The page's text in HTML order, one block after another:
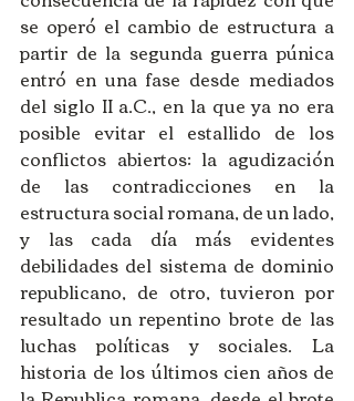
se operó el cambio de estructura a
partir de la segunda guerra púnica
entró en una fase desde mediados
del siglo II a.C., en la que ya no era
posible evitar el estallido de los
conflictos abiertos: la agudización
de las contradicciones en la
estructura social romana, de un lado,
y las cada día más evidentes
debilidades del sistema de dominio
republicano, de otro, tuvieron por
resultado un repentino brote de las
luchas políticas y sociales. La
historia de los últimos cien años de